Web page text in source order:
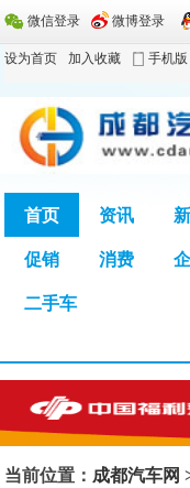
微信登录 微博登录
设为首页 加入收藏 手机版
首页 资讯
促销 消费
二手车
当前位置： 成都汽车网